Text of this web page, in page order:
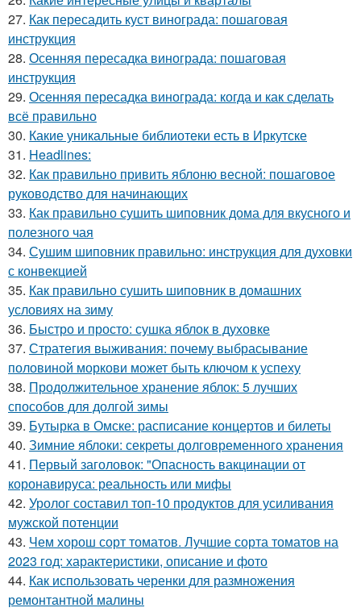
27. Как пересадить куст винограда: пошаговая
инструкция
28. Осенняя пересадка винограда: пошаговая
инструкция
29. Осенняя пересадка винограда: когда и как сделать
всё правильно
30. Какие уникальные библиотеки есть в Иркутске
31. Headlines:
32. Как правильно привить яблоню весной: пошаговое
руководство для начинающих
33. Как правильно сушить шиповник дома для вкусного и
полезного чая
34. Сушим шиповник правильно: инструкция для духовки
с конвекцией
35. Как правильно сушить шиповник в домашних
условиях на зиму
36. Быстро и просто: сушка яблок в духовке
37. Стратегия выживания: почему выбрасывание
половиной моркови может быть ключом к успеху
38. Продолжительное хранение яблок: 5 лучших
способов для долгой зимы
39. Бутырка в Омске: расписание концертов и билеты
40. Зимние яблоки: секреты долговременного хранения
41. Первый заголовок: "Опасность вакцинации от
коронавируса: реальность или мифы
42. Уролог составил топ-10 продуктов для усиливания
мужской потенции
43. Чем хорош сорт томатов. Лучшие сорта томатов на
2023 год: характеристики, описание и фото
44. Как использовать черенки для размножения
ремонтантной малины